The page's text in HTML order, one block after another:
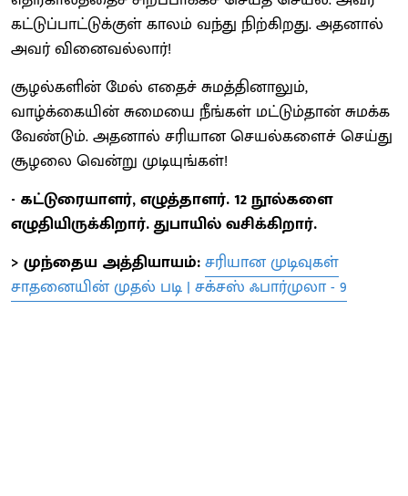
கட்டுப்பாட்டுக்குள் காலம் வந்து நிற்கிறது. அதனால்
அவர் வினைவல்லார்!
சூழல்களின் மேல் எதைச் சுமத்தினாலும்,
வாழ்க்கையின் சுமையை நீங்கள் மட்டும்தான் சுமக்க
வேண்டும். அதனால் சரியான செயல்களைச் செய்து
சூழலை வென்று முடியுங்கள்!
- கட்டுரையாளர், எழுத்தாளர். 12 நூல்களை
எழுதியிருக்கிறார். துபாயில் வசிக்கிறார்.
> முந்தைய அத்தியாயம்:சரியான முடிவுகள்
சாதனையின் முதல் படி | சக்சஸ் ஃபார்முலா - 9